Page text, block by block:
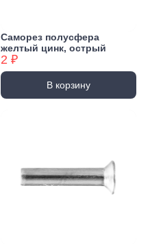
Саморез полусфера
желтый цинк, острый
2 ₽
В корзину